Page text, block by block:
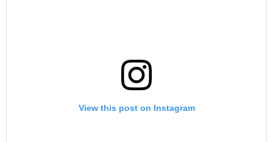
View this post on Instagram